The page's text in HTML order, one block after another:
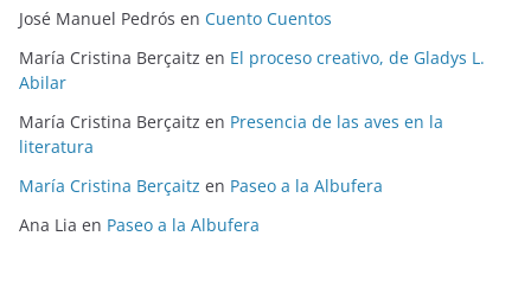
José Manuel Pedrós en Cuento Cuentos
María Cristina Berçaitz en El proceso creativo, de Gladys L.
Abilar
María Cristina Berçaitz en Presencia de las aves en la
literatura
María Cristina Berçaitz en Paseo a la Albufera
Ana Lia en Paseo a la Albufera